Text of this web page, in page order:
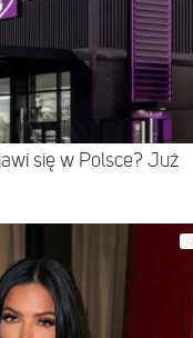
się w Polsce? Już